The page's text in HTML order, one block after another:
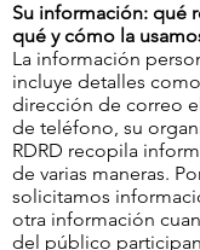
Su información: qué
qué y cómo la
La información
incluye detalles
dirección de correo
de teléfono, su
RDRD recopila
de varias maneras.
solicitamos
otra información
del público